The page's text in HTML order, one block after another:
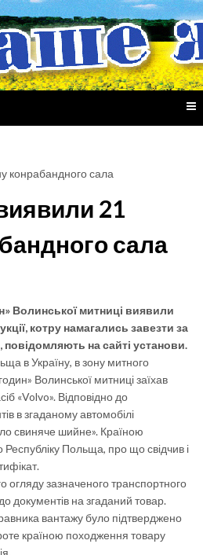
конрабандного сала
21
сала
Волинської митниці виявили
котру намагались завезти за
на сайті установи.
в Україну, в зону митного
Волинської митниці заїхав
«Volvo». Відповідно до
в згаданому автомобілі
свиняче шийне». Країною
Польща, про що свідчив і
огляду зазначеного транспортного
документів на згаданий товар.
вантажу було підтверджено
країною походження товару